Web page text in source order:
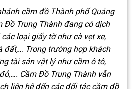
cầm đồ Thành phố Quảng
Đồ Trung Thành đang có dịch
loại giấy tờ như cà vẹt xe,
đất,… Trong trường hợp khách
tài sản vật lý như cầm ô tô,
Cầm Đồ Trung Thành vẫn
liên hệ đến các đối tác cầm đồ